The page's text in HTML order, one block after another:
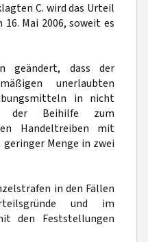
C. wird das Urteil
Mai 2006, soweit es
geändert, dass der
unerlaubten
in nicht
der Beihilfe zum
Handeltreiben mit
Menge in zwei
in den Fällen
und im
den Feststellungen